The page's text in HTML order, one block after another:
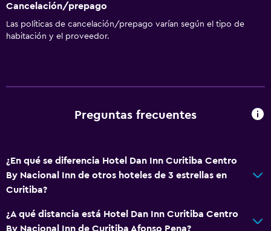
Cancelación/prepago
Las políticas de cancelación/prepago varían según el tipo de
habitación y el proveedor.
Preguntas frecuentes
¿En qué se diferencia Hotel Dan Inn Curitiba Centro
By Nacional Inn de otros hoteles de 3 estrellas en
Curitiba?
¿A qué distancia está Hotel Dan Inn Curitiba Centro
By Nacional Inn de Curitiba Afonso Pena?